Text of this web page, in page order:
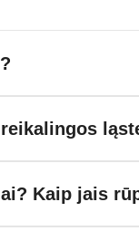
Kaip jais